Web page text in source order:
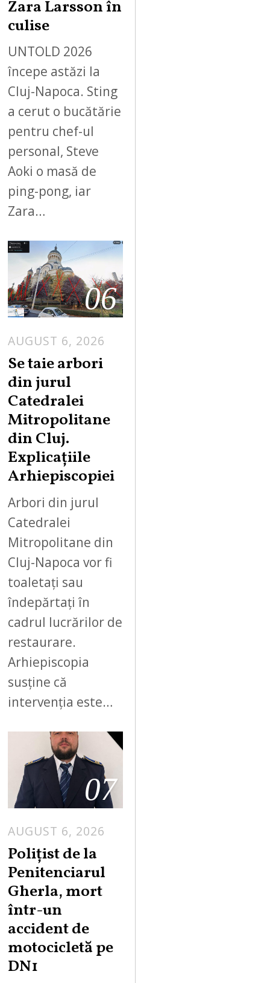
Zara Larsson în
culise
UNTOLD 2026
începe astăzi la
Cluj-Napoca. Sting
a cerut o bucătărie
pentru chef-ul
personal, Steve
Aoki o masă de
ping-pong, iar
Zara…
06
AUGUST 6, 2026
Se taie arbori
din jurul
Catedralei
Mitropolitane
din Cluj.
Explicațiile
Arhiepiscopiei
Arbori din jurul
Catedralei
Mitropolitane din
Cluj-Napoca vor fi
toaletați sau
îndepărtați în
cadrul lucrărilor de
restaurare.
Arhiepiscopia
susține că
intervenția este…
07
AUGUST 6, 2026
Polițist de la
Penitenciarul
Gherla, mort
într-un
accident de
motocicletă pe
DN1